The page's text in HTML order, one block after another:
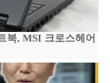
북, MSI 크로스헤어